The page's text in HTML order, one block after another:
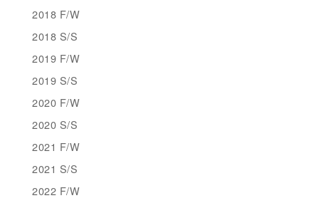
2018 F/W
2018 S/S
2019 F/W
2019 S/S
2020 F/W
2020 S/S
2021 F/W
2021 S/S
2022 F/W